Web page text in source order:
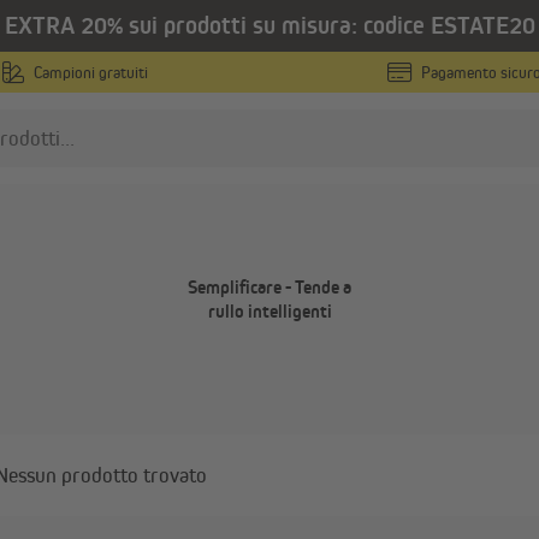
EXTRA 20% sui prodotti su misura: codice ESTATE20
Campioni gratuiti Pagamento
- Tende a rullo
Semplificare - Tende a
rullo intelligenti
prodotto trovato